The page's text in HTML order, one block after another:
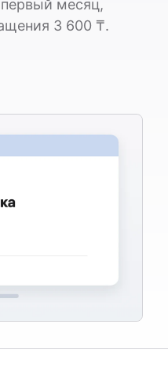
месяц,
3 600 ₸.